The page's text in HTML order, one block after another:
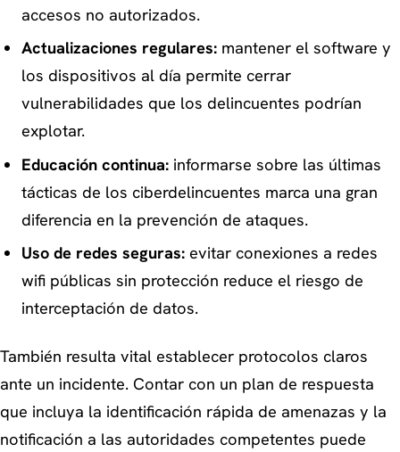
accesos no autorizados.
Actualizaciones regulares:mantener el software y
los dispositivos al día permite cerrar
vulnerabilidades que los delincuentes podrían
explotar.
Educación continua:informarse sobre las últimas
tácticas de los ciberdelincuentes marca una gran
diferencia en la prevención de ataques.
Uso de redes seguras:evitar conexiones a redes
wifi públicas sin protección reduce el riesgo de
interceptación de datos.
También resulta vital establecer protocolos claros
ante un incidente. Contar con un plan de respuesta
que incluya la identificación rápida de amenazas y la
notificación a las autoridades competentes puede